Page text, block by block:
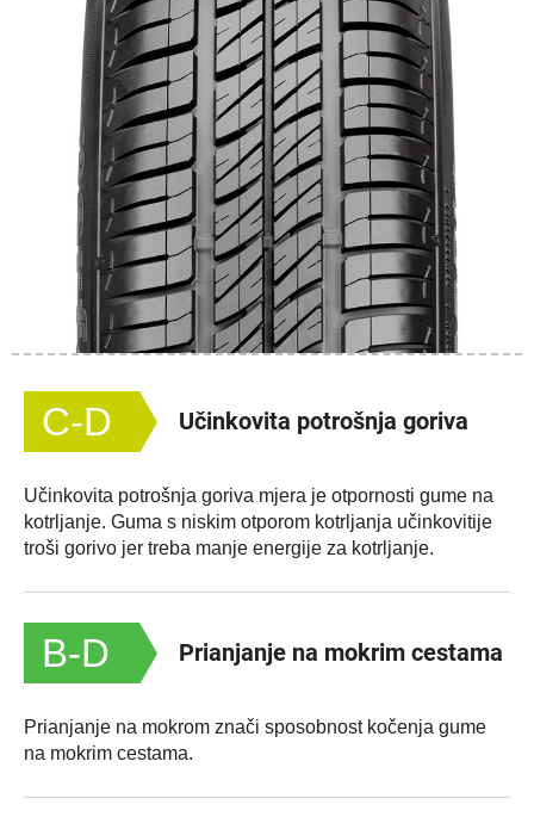
C-D Učinkovita potrošnja goriva
Učinkovita potrošnja goriva mjera je otpornosti gume na
kotrljanje. Guma s niskim otporom kotrljanja učinkovitije
troši gorivo jer treba manje energije za kotrljanje.
B-D Prianjanje na mokrim cestama
Prianjanje na mokrom znači sposobnost kočenja gume
na mokrim cestama.